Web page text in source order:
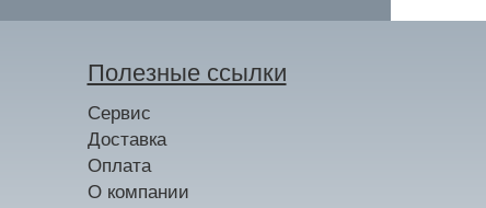
Полезные ссылки
Сервис
Доставка
Оплата
О компании